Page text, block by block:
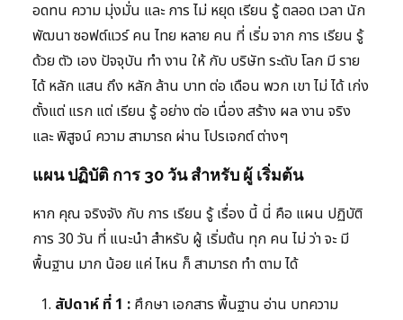
อดทน ความ มุ่งมั่น และ การ ไม่ หยุด เรียน รู้ ตลอด เวลา นัก
พัฒนา ซอฟต์แวร์ คน ไทย หลาย คน ที่ เริ่ม จาก การ เรียน รู้
ด้วย ตัว เอง ปัจจุบัน ทำ งาน ให้ กับ บริษัท ระดับ โลก มี ราย
ได้ หลัก แสน ถึง หลัก ล้าน บาท ต่อ เดือน พวก เขา ไม่ ได้ เก่ง
ตั้งแต่ แรก แต่ เรียน รู้ อย่าง ต่อ เนื่อง สร้าง ผล งาน จริง
และ พิสูจน์ ความ สามารถ ผ่าน โปรเจกต์ ต่างๆ
แผน ปฏิบัติ การ 30 วัน สำหรับ ผู้ เริ่มต้น
หาก คุณ จริงจัง กับ การ เรียน รู้ เรื่อง นี้ นี่ คือ แผน ปฏิบัติ
การ 30 วัน ที่ แนะนำ สำหรับ ผู้ เริ่มต้น ทุก คน ไม่ ว่า จะ มี
พื้นฐาน มาก น้อย แค่ ไหน ก็ สามารถ ทำ ตาม ได้
สัปดาห์ ที่ 1 : ศึกษา เอกสาร พื้นฐาน อ่าน บทความ